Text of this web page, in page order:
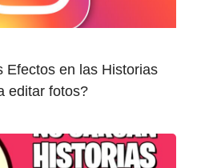
Efectos en las Historias
editar fotos?